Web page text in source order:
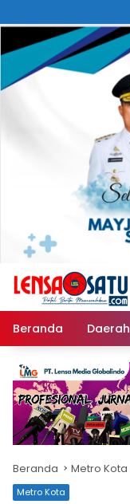
ke
konten
Beranda Daerah
Beranda Metro Kota
Metro Kota